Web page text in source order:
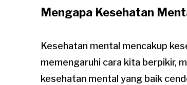
Mengapa Kesehatan
Kesehatan mental mencakup
memengaruhi cara kita berpikir,
kesehatan mental yang baik